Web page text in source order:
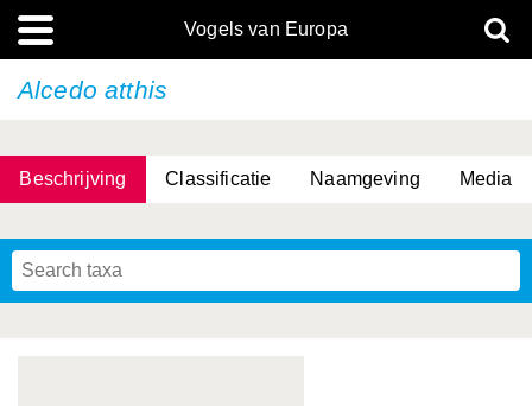
Vogels van Europa
Alcedo atthis
Beschrijving Classificatie Naamgeving Media